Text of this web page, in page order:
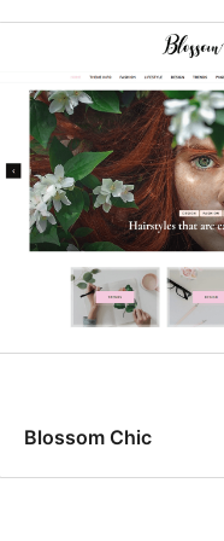
Blossom Chic